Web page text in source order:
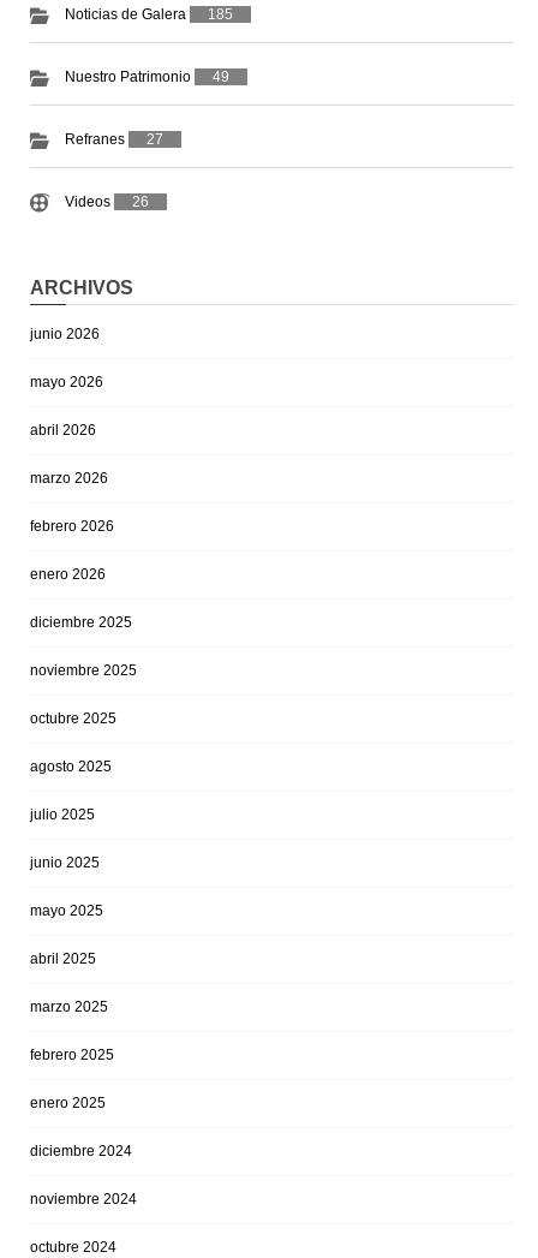
Noticias de Galera 185
Nuestro Patrimonio 49
Refranes 27
Videos 26
ARCHIVOS
junio 2026
mayo 2026
abril 2026
marzo 2026
febrero 2026
enero 2026
diciembre 2025
noviembre 2025
octubre 2025
agosto 2025
julio 2025
junio 2025
mayo 2025
abril 2025
marzo 2025
febrero 2025
enero 2025
diciembre 2024
noviembre 2024
octubre 2024